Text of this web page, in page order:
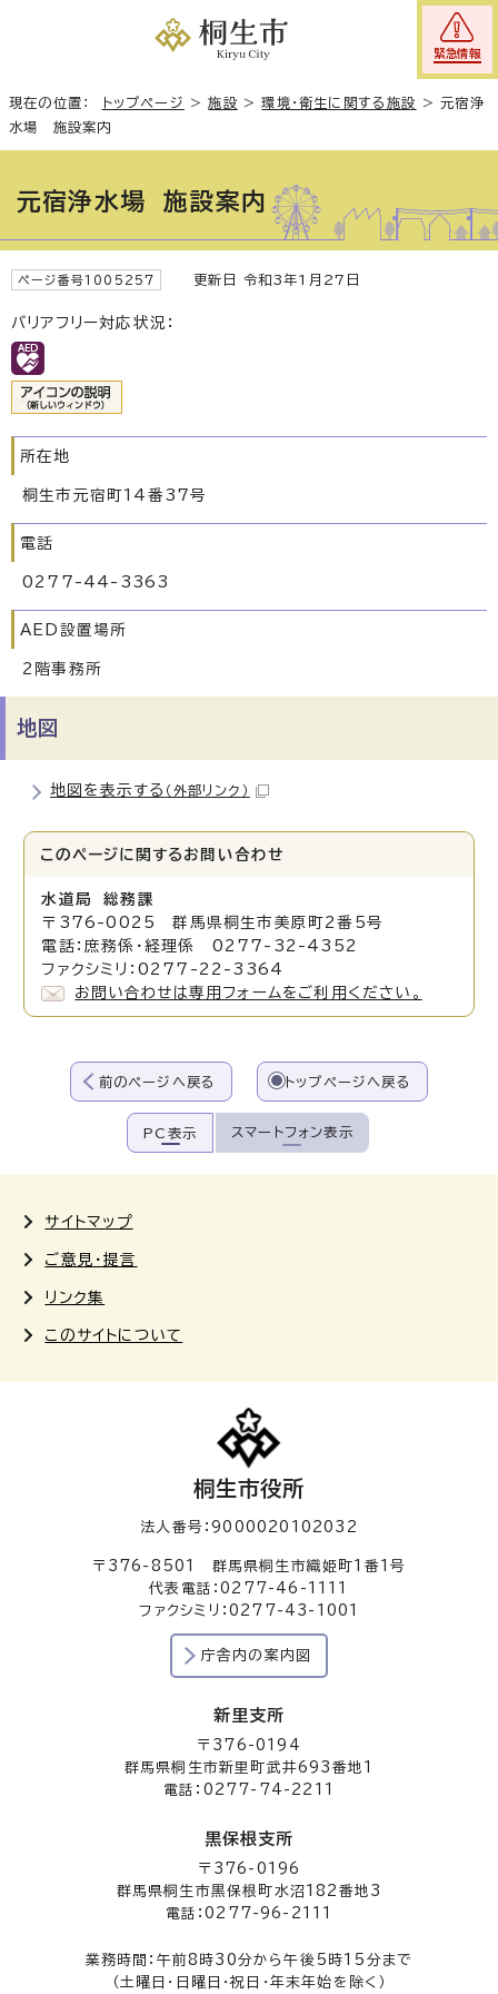
緊急情報
現在の位置： トップページ >施設 >環境・衛生に関する施設 >元宿浄
水場 施設案内
元宿浄水場 施設案内
ページ番号1005257 更新日 令和3年1月27日
バリアフリー対応状況：
所在地
桐生市元宿町14番37号
電話
0277-44-3363
AED設置場所
2階事務所
地図
地図を表示する （外部リンク）
このページに関する お問い合わせ
水道局 総務課
〒376-0025 群馬県桐生市美原町2番5号
電話：庶務係・経理係 0277-32-4352
ファクシミリ：0277-22-3364
お問い合わせは専用フォームをご利用ください。
前のページへ戻る トップページへ戻る
PC表示 スマートフォン表示
サイトマップ
ご意見・提言
リンク集
このサイトについて
桐生市役所
法人番号：9000020102032
〒376-8501 群馬県桐生市織姫町1番1号
代表電話：0277-46-1111
ファクシミリ：0277-43-1001
庁舎内の案内図
新里支所
〒376-0194
群馬県桐生市新里町武井693番地1
電話：0277-74-2211
黒保根支所
〒376-0196
群馬県桐生市黒保根町水沼182番地3
電話：0277-96-2111
業務時間：午前8時30分から午後5時15分まで
（土曜日・日曜日・祝日・年末年始を除く）